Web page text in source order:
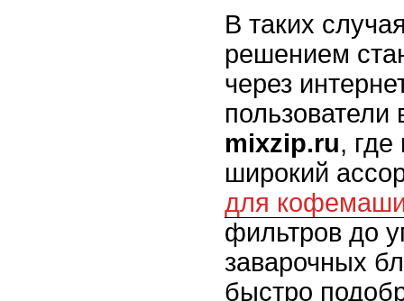
В таких
решением
через
mixzip.ru, где
широкий
для
фильтров до
заварочных
быстро